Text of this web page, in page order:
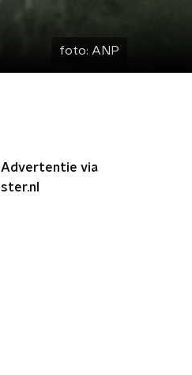
foto: ANP
Advertentie via
ster.nl